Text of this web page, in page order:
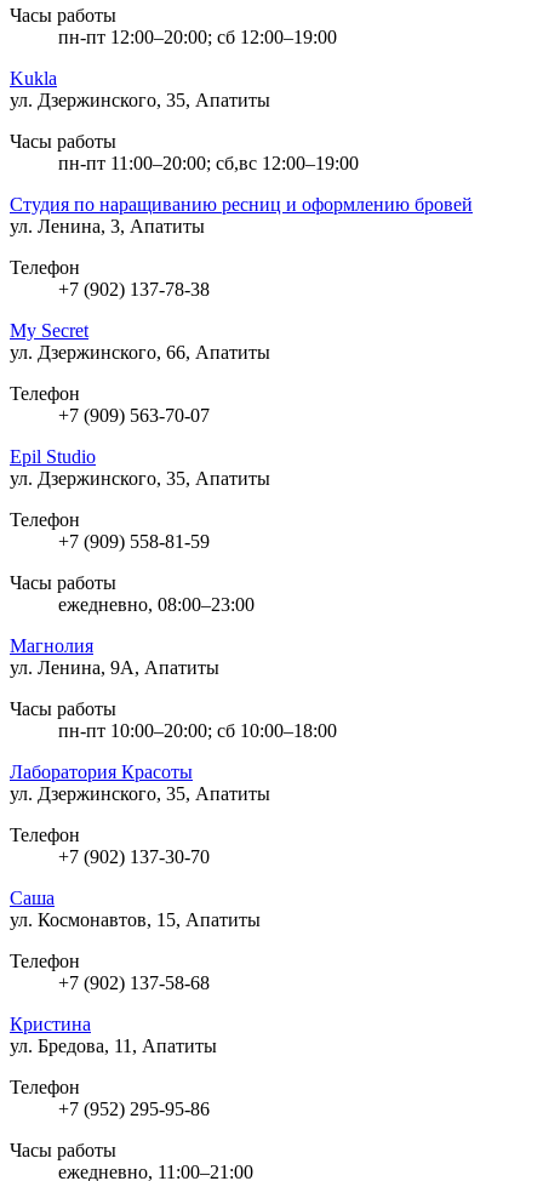
Часы работы
пн-пт 12:00–20:00; сб 12:00–19:00
Kukla
ул. Дзержинского, 35, Апатиты
Часы работы
пн-пт 11:00–20:00; сб,вс 12:00–19:00
Студия по наращиванию ресниц и оформлению бровей
ул. Ленина, 3, Апатиты
Телефон
+7 (902) 137-78-38
My Secret
ул. Дзержинского, 66, Апатиты
Телефон
+7 (909) 563-70-07
Epil Studio
ул. Дзержинского, 35, Апатиты
Телефон
+7 (909) 558-81-59
Часы работы
ежедневно, 08:00–23:00
Магнолия
ул. Ленина, 9А, Апатиты
Часы работы
пн-пт 10:00–20:00; сб 10:00–18:00
Лаборатория Красоты
ул. Дзержинского, 35, Апатиты
Телефон
+7 (902) 137-30-70
Саша
ул. Космонавтов, 15, Апатиты
Телефон
+7 (902) 137-58-68
Кристина
ул. Бредова, 11, Апатиты
Телефон
+7 (952) 295-95-86
Часы работы
ежедневно, 11:00–21:00